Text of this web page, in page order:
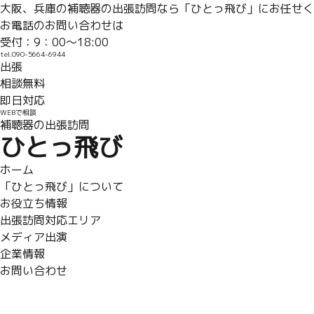
大阪、兵庫の補聴器の出張訪問なら「ひとっ飛び」にお任せ
お電話のお問い合わせは
受付：9：00〜18:00
tel.090-5664-6944
出張
相談無料
即日対応
WEBで相談
補聴器の出張訪問
ひとっ飛び
ホーム
「ひとっ飛び」について
お役立ち情報
出張訪問対応エリア
メディア出演
企業情報
お問い合わせ